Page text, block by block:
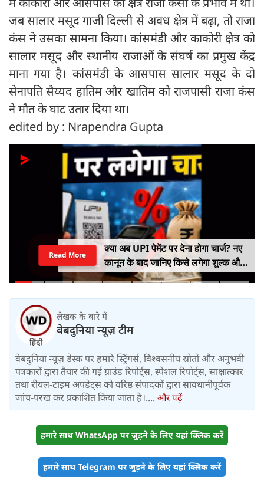
जब सालार मसूद गाजी दिल्ली से अवध क्षेत्र में बढ़ा, तो राजा
कंस ने उसका सामना किया। कांसमंडी और काकोरी क्षेत्र को
सालार मसूद और स्थानीय राजाओं के संघर्ष का प्रमुख केंद्र
माना गया है। कांसमंडी के आसपास सालार मसूद के दो
सेनापति सैय्यद हातिम और खातिम को राजपासी राजा कंस
ने मौत के घाट उतार दिया था।
edited by : Nrapendra Gupta
क्या अब UPI पेमेंट पर देना होगा चार्ज? नए
कानून के बाद जानिए किसे लगेगा शुल्क और
किसे नहीं
Read More
लेखक के बारे में
वेबदुनिया न्यूज़ टीम
वेबदुनिया न्यूज़ डेस्क पर हमारे स्ट्रिंगर्स, विश्वसनीय स्रोतों और अनुभवी
पत्रकारों द्वारा तैयार की गई ग्राउंड रिपोर्ट्स, स्पेशल रिपोर्ट्स, साक्षात्कार
तथा रीयल-टाइम अपडेट्स को वरिष्ठ संपादकों द्वारा सावधानीपूर्वक
जांच-परख कर प्रकाशित किया जाता है।.... और पढ़ें
हमारे साथ WhatsApp पर जुड़ने के लिए यहां क्लिक करें
हमारे साथ Telegram पर जुड़ने के लिए यहां क्लिक करें